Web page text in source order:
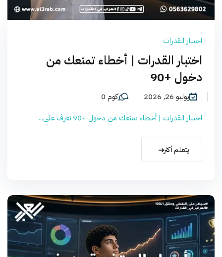
اختبار القدرات
اختبار القدرات | أخطاء تمنعك من
دخول +90
يوليو 26, 2026
كوم 0
اختبار القدرات | أخطاء تمنعك من دخول +90 تعرف على...
يتعلم أكثر